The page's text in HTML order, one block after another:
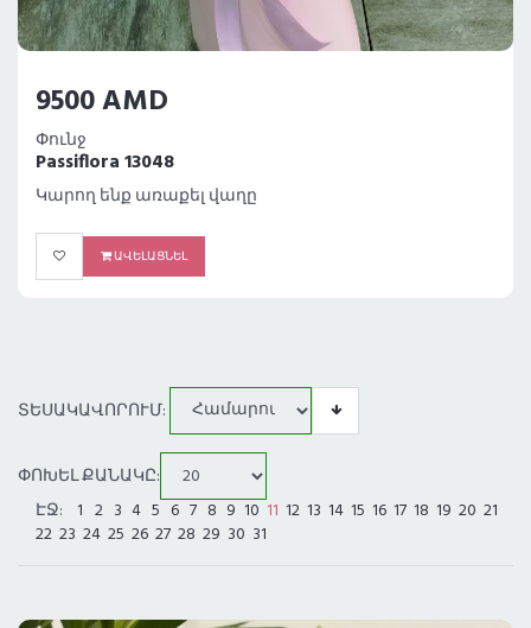
9500 AMD
Փունջ
Passiflora 13048
Կարող ենք առաքել վաղը
ԱՎԵԼԱՑՆԵԼ
ՏԵՍԱԿԱՎՈՐՈՒՄ:
ՓՈԽԵԼ ՔԱՆԱԿԸ:
ԷՋ:
1 2 3 4 5 6 7 8 9 10 11 12 13 14 15 16 17 18 19 20 21
22 23 24 25 26 27 28 29 30 31